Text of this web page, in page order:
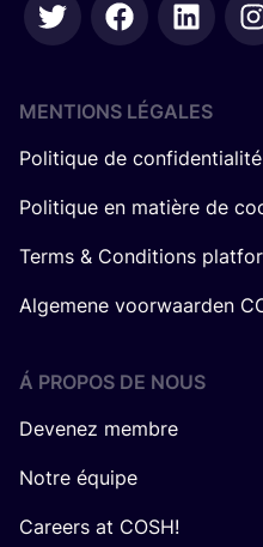
MENTIONS LÉGALES
Politique de confidentialité
Politique en matière de
Terms & Conditions
Algemene voorwaarden
Á PROPOS DE NOUS
Devenez membre
Notre équipe
Careers at COSH!